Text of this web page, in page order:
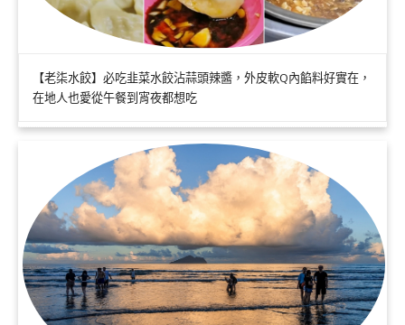
【老柒水餃】必吃韭菜水餃沾蒜頭辣醬，外皮軟Q內餡料好實在，
在地人也愛從午餐到宵夜都想吃